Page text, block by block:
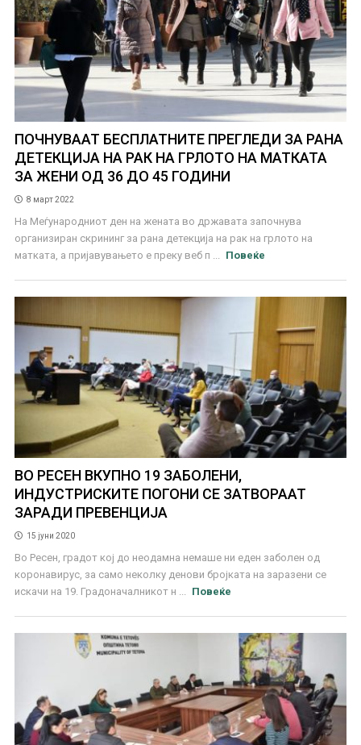
ПОЧНУВААТ БЕСПЛАТНИТЕ ПРЕГЛЕДИ ЗА РАНА
ДЕТЕКЦИЈА НА РАК НА ГРЛОТО НА МАТКАТА
ЗА ЖЕНИ ОД 36 ДО 45 ГОДИНИ
8 март 2022
На Меѓународниот ден на жената во државата започнува
организиран скрининг за рана детекција на рак на грлото на
матката, а пријавувањето е преку веб п ...
Повеќе
ВО РЕСЕН ВКУПНО 19 ЗАБОЛЕНИ,
ИНДУСТРИСКИТЕ ПОГОНИ СЕ ЗАТВОРААТ
ЗАРАДИ ПРЕВЕНЦИЈА
15 јуни 2020
Во Ресен, градот кој до неодамна немаше ни еден заболен од
коронавирус, за само неколку денови бројката на заразени се
искачи на 19. Градоначалникот н ...
Повеќе